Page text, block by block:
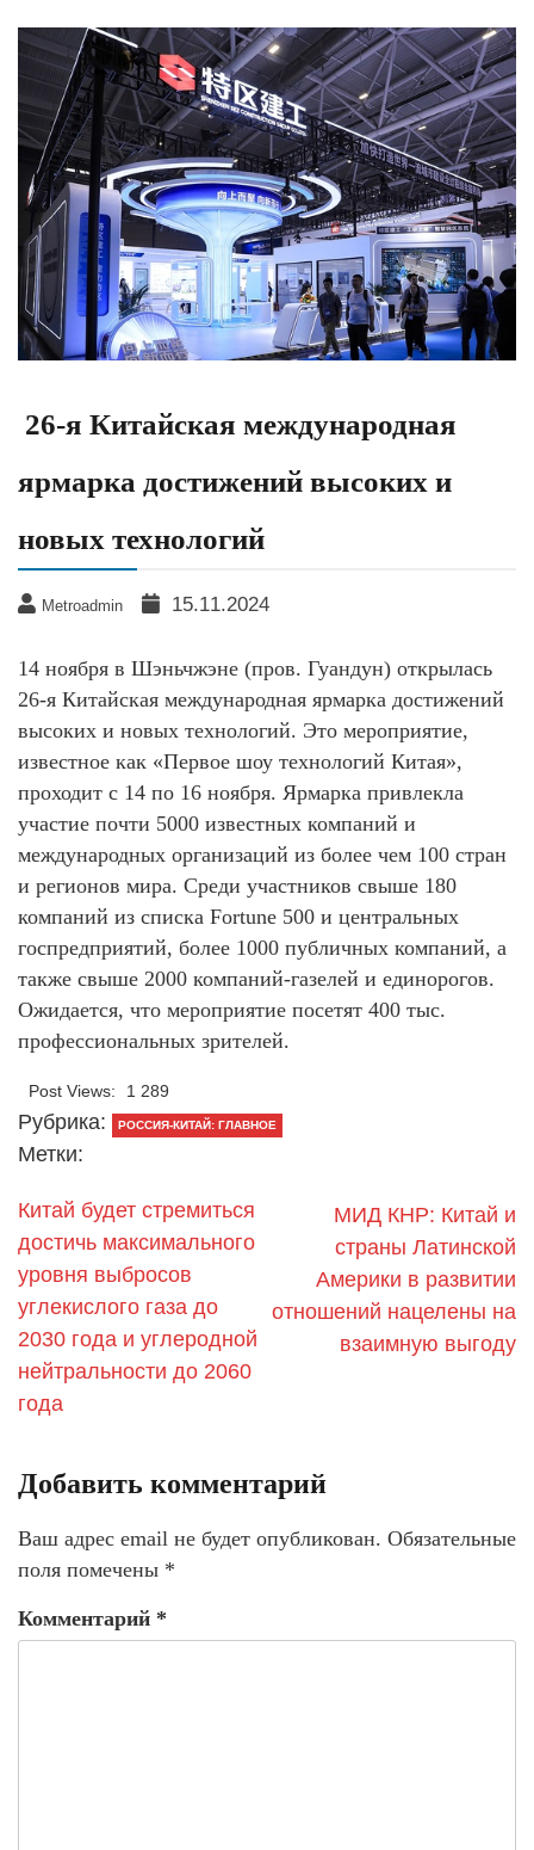
26-я Китайская международная
ярмарка достижений высоких и
новых технологий
Metroadmin 15.11.2024
14 ноября в Шэньчжэне (пров. Гуандун) открылась
26-я Китайская международная ярмарка достижений
высоких и новых технологий. Это мероприятие,
известное как «Первое шоу технологий Китая»,
проходит с 14 по 16 ноября. Ярмарка привлекла
участие почти 5000 известных компаний и
международных организаций из более чем 100 стран
и регионов мира. Среди участников свыше 180
компаний из списка Fortune 500 и центральных
госпредприятий, более 1000 публичных компаний, а
также свыше 2000 компаний-газелей и единорогов.
Ожидается, что мероприятие посетят 400 тыс.
профессиональных зрителей.
Post Views: 1 289
Рубрика: РОССИЯ-КИТАЙ: ГЛАВНОЕ
Метки:
Китай будет стремиться
достичь максимального
уровня выбросов
углекислого газа до
2030 года и углеродной
нейтральности до 2060
года
МИД КНР: Китай и
страны Латинской
Америки в развитии
отношений нацелены на
взаимную выгоду
Добавить комментарий
Ваш адрес email не будет опубликован. Обязательные
поля помечены *
Комментарий *